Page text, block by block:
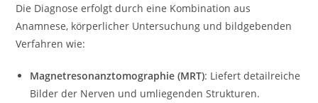
Die Diagnose erfolgt durch eine Kombination aus
Anamnese, körperlicher Untersuchung und bildgebenden
Verfahren wie:
Magnetresonanztomographie (MRT): Liefert detailreiche
Bilder der Nerven und umliegenden Strukturen.